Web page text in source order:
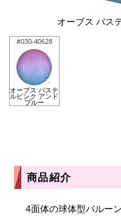
オーブス パス
#030-40628
オーブス パステ
ルピンク アンド
ブルー
商品紹介
4面体の球体型バルーン